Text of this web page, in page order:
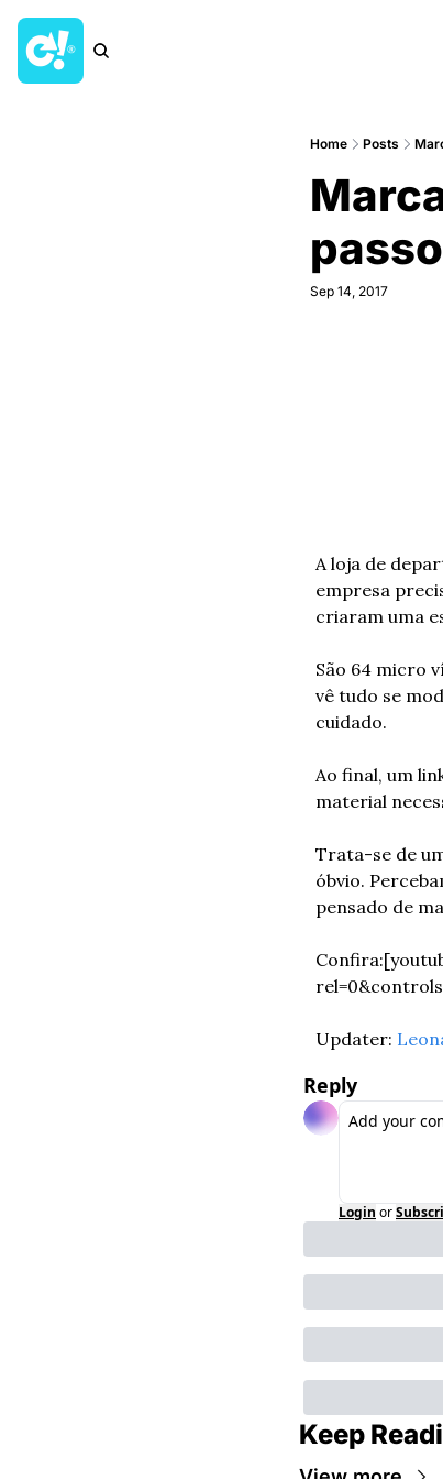
Home Posts
Sep 14, 2017
A loja de
empresa
criaram uma
São 64 micro
vê tudo se
cuidado.
Ao final, um
material
Trata-se de
óbvio.
pensado de
Confira:
Updater:
Reply
Login or
Keep